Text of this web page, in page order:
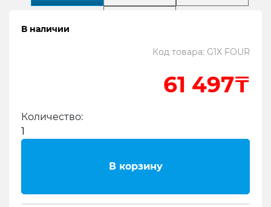
2 Технические характеристики
В наличии
Код товара: G1X FOUR
61 497₸
Количество:
В корзину